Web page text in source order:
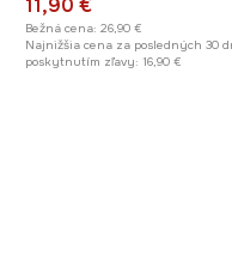
11,90 €
Bežná cena: 26,90 €
Najnižšia cena za posledných 30
poskytnutím zľavy: 16,90 €